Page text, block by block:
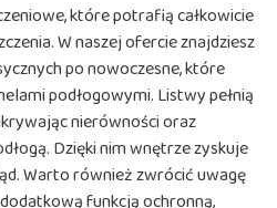
które potrafią całkowicie
W naszej ofercie znajdziesz
po nowoczesne, które
podłogowymi. Listwy pełnią
nierówności oraz
Dzięki nim wnętrze zyskuje
Warto również zwrócić uwagę
funkcją ochronną,